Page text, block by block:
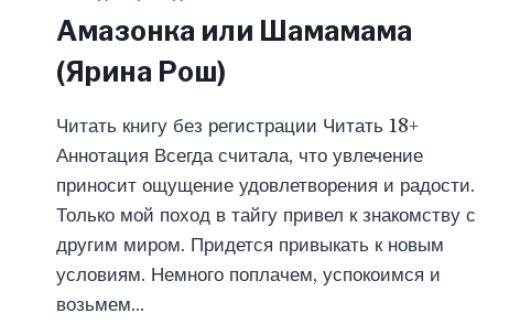
Амазонка или Шамамама
(Ярина Рош)
Читать книгу без регистрации Читать 18+
Аннотация Всегда считала, что увлечение
приносит ощущение удовлетворения и радости.
Только мой поход в тайгу привел к знакомству с
другим миром. Придется привыкать к новым
условиям. Немного поплачем, успокоимся и
возьмем…